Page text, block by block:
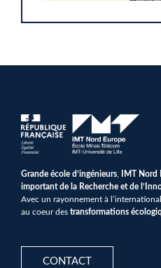
Grande école d’ingénieurs IMT Nord
important de la Recherche et de
Avec un rayonnement à
au coeur des transformations
CONTACT